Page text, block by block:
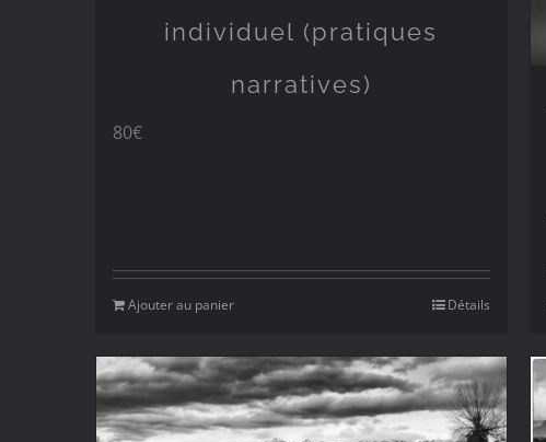
individuel (pratiques
narratives)
80€
Ajouter au panier Détails